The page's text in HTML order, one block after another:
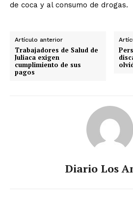
de coca y al consumo de drogas.
Artículo anterior
Trabajadores de Salud de
Juliaca exigen
cumplimiento de sus
pagos
Diario Los